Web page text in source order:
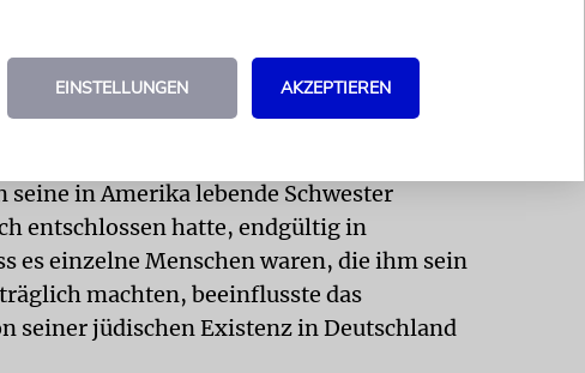
das von der jüdischen Religion
ist.
seine in Amerika lebende Schwester
entschlossen hatte, endgültig in
es einzelne Menschen waren, die ihm sein
machten, beeinflusste das
seiner jüdischen Existenz in Deutschland
EINSTELLUNGEN AKZEPTIEREN